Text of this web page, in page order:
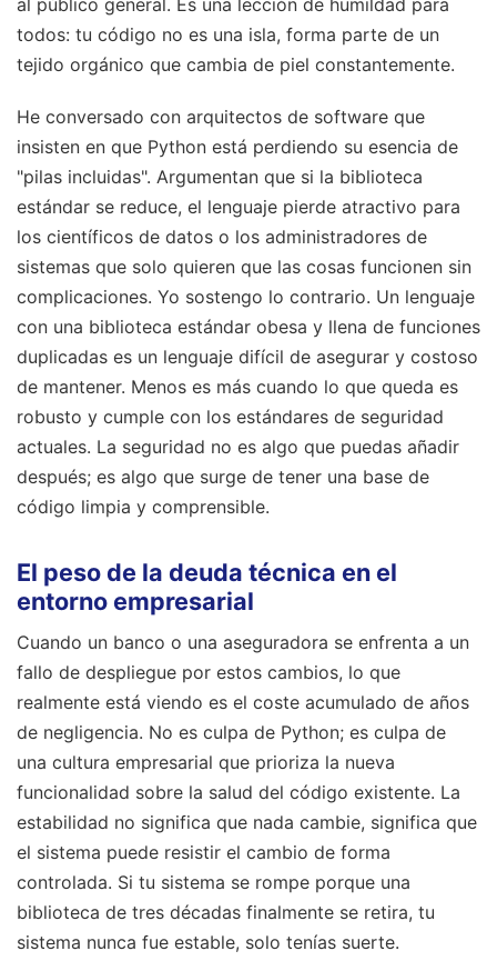
todos: tu código no es una isla, forma parte de un
tejido orgánico que cambia de piel constantemente.
He conversado con arquitectos de software que
insisten en que Python está perdiendo su esencia de
"pilas incluidas". Argumentan que si la biblioteca
estándar se reduce, el lenguaje pierde atractivo para
los científicos de datos o los administradores de
sistemas que solo quieren que las cosas funcionen sin
complicaciones. Yo sostengo lo contrario. Un lenguaje
con una biblioteca estándar obesa y llena de funciones
duplicadas es un lenguaje difícil de asegurar y costoso
de mantener. Menos es más cuando lo que queda es
robusto y cumple con los estándares de seguridad
actuales. La seguridad no es algo que puedas añadir
después; es algo que surge de tener una base de
código limpia y comprensible.
El peso de la deuda técnica en el
entorno empresarial
Cuando un banco o una aseguradora se enfrenta a un
fallo de despliegue por estos cambios, lo que
realmente está viendo es el coste acumulado de años
de negligencia. No es culpa de Python; es culpa de
una cultura empresarial que prioriza la nueva
funcionalidad sobre la salud del código existente. La
estabilidad no significa que nada cambie, significa que
el sistema puede resistir el cambio de forma
controlada. Si tu sistema se rompe porque una
biblioteca de tres décadas finalmente se retira, tu
sistema nunca fue estable, solo tenías suerte.